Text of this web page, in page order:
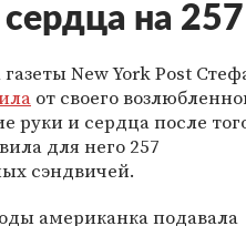
на
New York Post
от своего
руки и сердца после
для него 257
сэндвичей.
американка подавала